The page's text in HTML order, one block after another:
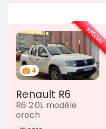
4
Renault R6
R6 2.0L modèle
oroch
SPÉCIAL